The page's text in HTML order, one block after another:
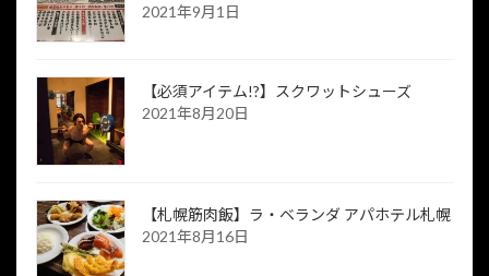
2021年9月1日
【必須アイテム!?】スクワットシューズ
2021年8月20日
【札幌筋肉飯】ラ・ベランダ アパホテル札幌
2021年8月16日